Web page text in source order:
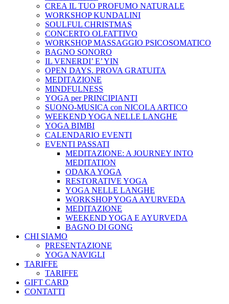
CREA IL TUO PROFUMO NATURALE
WORKSHOP KUNDALINI
SOULFUL CHRISTMAS
CONCERTO OLFATTIVO
WORKSHOP MASSAGGIO PSICOSOMATICO
BAGNO SONORO
IL VENERDI’ E’ YIN
OPEN DAYS. PROVA GRATUITA
MEDITAZIONE
MINDFULNESS
YOGA per PRINCIPIANTI
SUONO-MUSICA con NICOLA ARTICO
WEEKEND YOGA NELLE LANGHE
YOGA BIMBI
CALENDARIO EVENTI
EVENTI PASSATI
MEDITAZIONE: A JOURNEY INTO
MEDITATION
ODAKA YOGA
RESTORATIVE YOGA
YOGA NELLE LANGHE
WORKSHOP YOGA AYURVEDA
MEDITAZIONE
WEEKEND YOGA E AYURVEDA
BAGNO DI GONG
CHI SIAMO
PRESENTAZIONE
YOGA NAVIGLI
TARIFFE
TARIFFE
GIFT CARD
CONTATTI